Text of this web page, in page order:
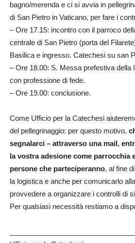
bagno/merenda e ci si avvia in
di San Pietro in Vaticano, per fare i
– Ore 17.15: incontro con il parroco
centrale di San Pietro (porta del
Basilica e ingresso. Catechesi su san
– Ore 18.00: S. Messa prefestiva della
con professione di fede.
– Ore 19.00: conclusione.
Come Ufficio per la Catechesi
del pellegrinaggio: per questo motivo,
segnalarci – attraverso una mail,
la vostra adesione come parrocchia
persone che parteciperanno, al fine
la logistica e anche per comunicarlo
provvedere a organizzare i controlli di
Per qualsiasi necessità restiamo a